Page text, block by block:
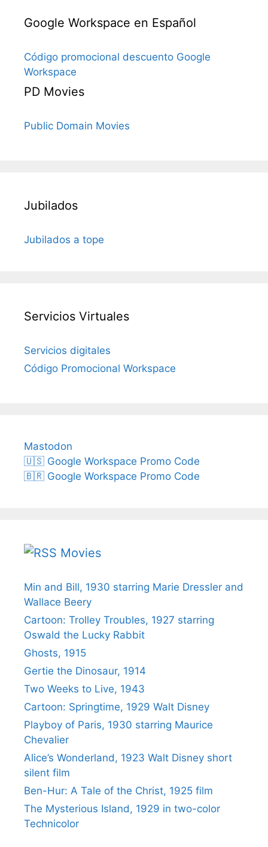
Google Workspace en Español
Código promocional descuento Google
Workspace
PD Movies
Public Domain Movies
Jubilados
Jubilados a tope
Servicios Virtuales
Servicios digitales
Código Promocional Workspace
Mastodon
🇺🇸 Google Workspace Promo Code
🇧🇷 Google Workspace Promo Code
Movies
Min and Bill, 1930 starring Marie Dressler and
Wallace Beery
Cartoon: Trolley Troubles, 1927 starring
Oswald the Lucky Rabbit
Ghosts, 1915
Gertie the Dinosaur, 1914
Two Weeks to Live, 1943
Cartoon: Springtime, 1929 Walt Disney
Playboy of Paris, 1930 starring Maurice
Chevalier
Alice’s Wonderland, 1923 Walt Disney short
silent film
Ben-Hur: A Tale of the Christ, 1925 film
The Mysterious Island, 1929 in two-color
Technicolor